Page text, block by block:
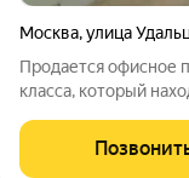
Москва,улица
Продается офисное
класса, который
Вернадского, Мичуринский
проспект